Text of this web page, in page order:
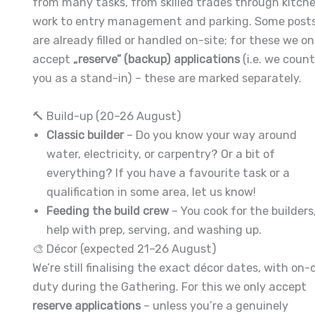
work to entry management and parking. Some
are already filled or handled on-site; for these we
accept „reserve” (backup) applications (i.e. we
you as a stand-in) – these are marked separately.
🔨 Build-up (20–26 August)
Classic builder– Do you know your way around
water, electricity, or carpentry? Or a bit of
everything? If you have a favourite task or a
qualification in some area, let us know!
Feeding the build crew – You cook for the
help with prep, serving, and washing up.
🎨 Décor (expected 21–26 August)
We’re still finalising the exact décor dates, with on-
duty during the Gathering. For this we only accept
reserve applications – unless you’re a genuinely